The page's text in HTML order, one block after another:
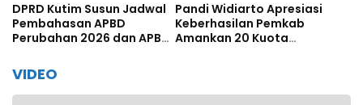
DPRD Kutim Susun Jadwal
Pembahasan APBD
Perubahan 2026 dan APBD
Pandi Widiarto Apresiasi
Keberhasilan Pemkab
Amankan 20 Kuota
VIDEO